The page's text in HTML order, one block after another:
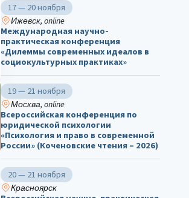
17 — 20 ноября
Ижевск, online
Международная научно-
практическая конференция
«Дилеммы современных идеалов в
социокультурных практиках»
19 — 21 ноября
Москва, online
Всероссийская конференция по
юридической психологии
«Психология и право в современной
России» (Коченовские чтения – 2026)
20 — 21 ноября
Красноярск